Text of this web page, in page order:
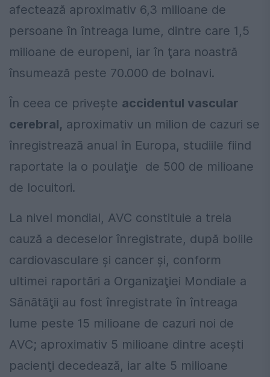
afectează aproximativ 6,3 milioane de
persoane în întreaga lume, dintre care 1,5
milioane de europeni, iar în ţara noastră
însumează peste 70.000 de bolnavi.
În ceea ce priveşte accidentul vascular
cerebral, aproximativ un milion de cazuri se
înregistrează anual în Europa, studiile fiind
raportate la o poulaţie de 500 de milioane
de locuitori.
La nivel mondial, AVC constituie a treia
cauză a deceselor înregistrate, după bolile
cardiovasculare şi cancer şi, conform
ultimei raportări a Organizaţiei Mondiale a
Sănătăţii au fost înregistrate în întreaga
lume peste 15 milioane de cazuri noi de
AVC; aproximativ 5 milioane dintre aceşti
pacienţi decedează, iar alte 5 milioane